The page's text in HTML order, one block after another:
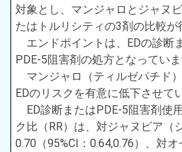
対象とし、マンジャロとジャヌ
たはトルリシティの3剤の比較が
エンドポイントは、EDの診断
PDE-5阻害剤の処方となっていま
マンジャロ（ティルゼパチド
EDのリスクを有意に低下させて
ED診断またはPDE-5阻害剤使
ク比（RR）は、対ジャヌビア（
0.70（95%CI：0.64,0.76）、対